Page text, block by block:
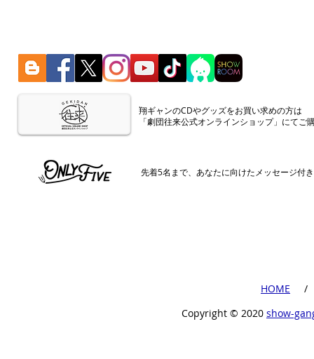
​翔ギャンのCDやグッズをお買い求めの方は
「劇団往来公式オンラインショップ」にてご
先着5名まで、あなたに向けたメッセージ付
​HOME
​ /
Copyright ©︎ 2020 show-